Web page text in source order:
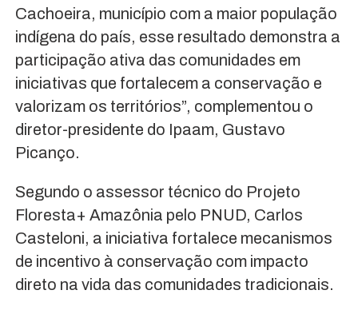
Cachoeira, município com a maior população
indígena do país, esse resultado demonstra a
participação ativa das comunidades em
iniciativas que fortalecem a conservação e
valorizam os territórios”, complementou o
diretor-presidente do Ipaam, Gustavo
Picanço.
Segundo o assessor técnico do Projeto
Floresta+ Amazônia pelo PNUD, Carlos
Casteloni, a iniciativa fortalece mecanismos
de incentivo à conservação com impacto
direto na vida das comunidades tradicionais.